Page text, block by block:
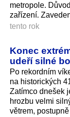
metropole.
zařízení.
tento rok
Konec
udeří silné
Po rekordním
na historických
Zatímco dnešek
hrozbu velmi
větrem,